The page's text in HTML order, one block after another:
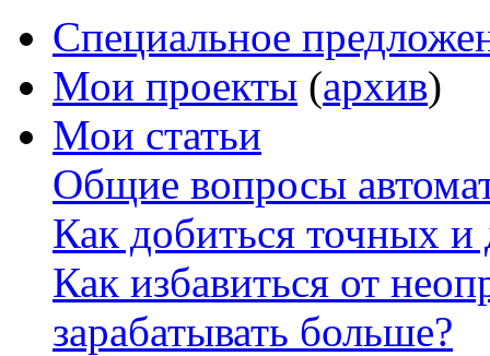
Специальное
Мои проекты (архив)
Мои статьи
Общие вопросы
Как добиться точных
Как избавиться от
зарабатывать больше?